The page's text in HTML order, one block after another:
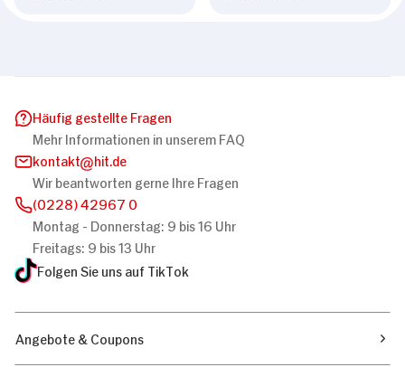
Häufig gestellte Fragen
Mehr Informationen in unserem FAQ
kontakt
hit.de
Wir beantworten gerne Ihre Fragen
(0228) 42967 0
Montag - Donnerstag: 9 bis 16 Uhr
Freitags: 9 bis 13 Uhr
Folgen Sie uns auf TikTok
Angebote & Coupons